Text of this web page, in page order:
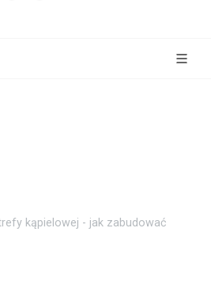
kąpielowej - jak zabudować